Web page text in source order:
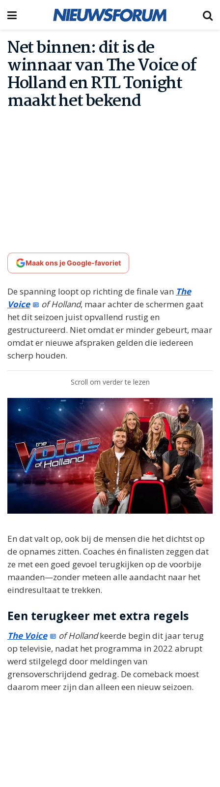
Net binnen: dit is de
winnaar van The Voice of
Holland en RTL Tonight
maakt het bekend
Maak ons je Google-favoriet
De spanning loopt op richting de finale van The
Voice
of Holland, maar achter de schermen gaat
het dit seizoen juist opvallend rustig en
gestructureerd. Niet omdat er minder gebeurt, maar
omdat er nieuwe afspraken gelden die iedereen
scherp houden.
Scroll om verder te lezen
En dat valt op, ook bij de mensen die het dichtst op
de opnames zitten. Coaches én finalisten zeggen dat
ze met een goed gevoel terugkijken op de voorbije
maanden—zonder meteen alle aandacht naar het
eindresultaat te trekken.
Een terugkeer met extra regels
The Voice of Hollandkeerde begin dit jaar terug
op televisie, nadat het programma in 2022 abrupt
werd stilgelegd door meldingen van
grensoverschrijdend gedrag. De comeback moest
daarom meer zijn dan alleen een nieuw seizoen.